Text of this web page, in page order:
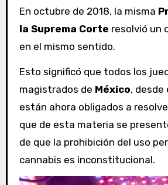
En octubre de 2018, la misma
la Suprema Corte resolvió un
en el mismo sentido.
Esto significó que todos los
magistrados de México, desde
están ahora obligados a
que de esta materia se
de que la prohibición del uso
cannabis es inconstitucional.